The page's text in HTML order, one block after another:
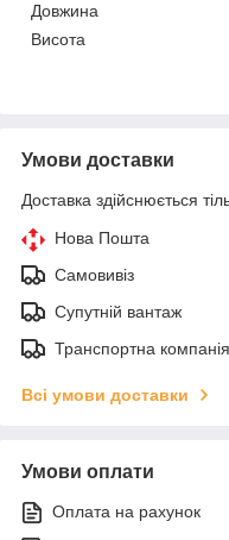
Довжина
Висота
Умови доставки
Доставка здійснюється
Нова Пошта
Самовивіз
Супутній вантаж
Транспортна компанія
Всі умови доставки
Умови оплати
Оплата на рахунок